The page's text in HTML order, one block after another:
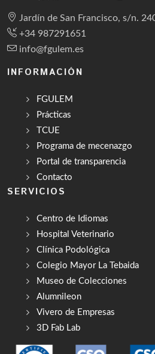
Jardín de San Francisco, s/n.
+34 987291651
info@fgulem.es
INFORMACIÓN
FGULEM
Prácticas
TCUE
Programa de mecenazgo
Portal de transparencia
Contacto
SERVICIOS
Centro de Idiomas
Hospital Veterinario
Clínica Podológica
Colegio Mayor La Tebaida
Museo de Colecciones
Alumnileon
Vivero de Empresas
3D Fab Lab